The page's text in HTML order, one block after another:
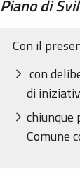
Piano di
Con il
con
di
chiunque
Comune